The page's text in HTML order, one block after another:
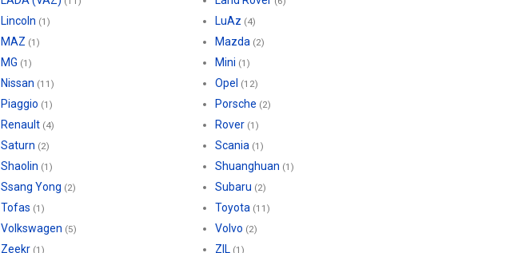
Lincoln (1)
MAZ (1)
MG (1)
Nissan (11)
Piaggio (1)
Renault (4)
Saturn (2)
Shaolin (1)
Ssang Yong (2)
Tofas (1)
Volkswagen (5)
Zeekr (1)
LuAz (4)
Mazda (2)
Mini (1)
Opel (12)
Porsche (2)
Rover (1)
Scania (1)
Shuanghuan (1)
Subaru (2)
Toyota (11)
Volvo (2)
ZIL (1)